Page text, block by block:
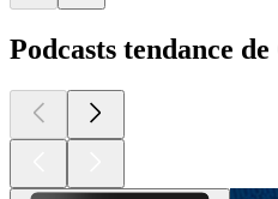
Podcasts tendance